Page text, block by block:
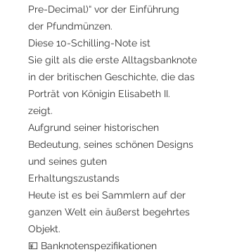
Pre-Decimal)“ vor der Einführung
der Pfundmünzen.
Diese 10-Schilling-Note ist
Sie gilt als die erste Alltagsbanknote
in der britischen Geschichte, die das
Porträt von Königin Elisabeth II.
zeigt.
Aufgrund seiner historischen
Bedeutung, seines schönen Designs
und seines guten
Erhaltungszustands
Heute ist es bei Sammlern auf der
ganzen Welt ein äußerst begehrtes
Objekt.
💴 Banknotenspezifikationen